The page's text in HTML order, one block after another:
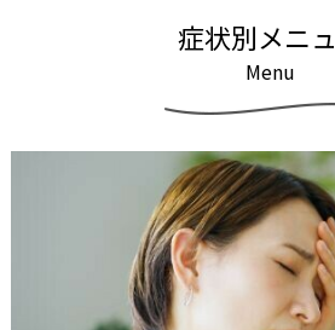
症状別メニュ
Menu